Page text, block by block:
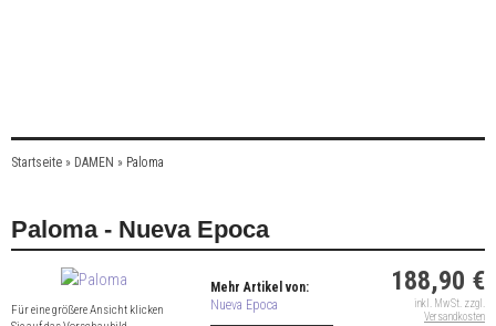
Startseite » DAMEN » Paloma
Paloma - Nueva Epoca
Für eine größere Ansicht klicken
Mehr Artikel von:
Nueva Epoca
188,90 €
inkl. MwSt. zzgl.
Versandkosten